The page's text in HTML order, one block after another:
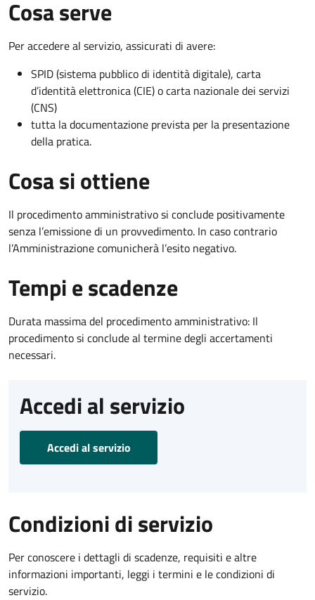
Cosa serve
Per accedere al servizio, assicurati di avere:
SPID (sistema pubblico di identità digitale), carta
d’identità elettronica (CIE) o carta nazionale dei servizi
(CNS)
tutta la documentazione prevista per la presentazione
della pratica.
Cosa si ottiene
Il procedimento amministrativo si conclude positivamente
senza l’emissione di un provvedimento. In caso contrario
l’Amministrazione comunicherà l’esito negativo.
Tempi e scadenze
Durata massima del procedimento amministrativo: Il
procedimento si conclude al termine degli accertamenti
necessari.
Accedi al servizio
Accedi al servizio
Condizioni di servizio
Per conoscere i dettagli di scadenze, requisiti e altre
informazioni importanti, leggi i termini e le condizioni di
servizio.